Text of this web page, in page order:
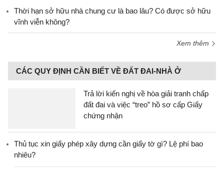
Thời hạn sở hữu nhà chung cư là bao lâu? Có được sở hữu
vĩnh viễn không?
Xem thêm
CÁC QUY ĐỊNH CẦN BIẾT VỀ ĐẤT ĐAI-NHÀ Ở
Trả lời kiến nghị về hòa giải tranh chấp
đất đai và việc “treo” hồ sơ cấp Giấy
chứng nhận
Thủ tục xin giấy phép xây dựng cần giấy tờ gì? Lệ phí bao
nhiêu?